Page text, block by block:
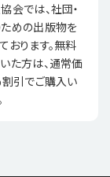
会では、社団・
めの出版物を
おります。無料
た方は、通常価
引でご購入い